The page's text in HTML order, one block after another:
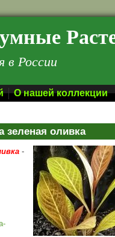
в России
О нашей коллекции
зеленая оливка
-